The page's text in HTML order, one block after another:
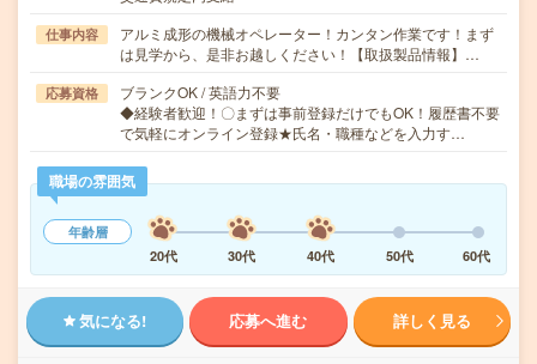
仕事内容
アルミ成形の機械オペレーター！カンタン作業です！まず
は見学から、是非お越しください！【取扱製品情報】…
応募資格
ブランクOK / 英語力不要
◆経験者歓迎！〇まずは事前登録だけでもOK！履歴書不要
で気軽にオンライン登録★氏名・職種などを入力す…
職場の雰囲気
年齢層
20代
30代 40代 50代 60代
気になる! 応募へ進む 詳しく見る